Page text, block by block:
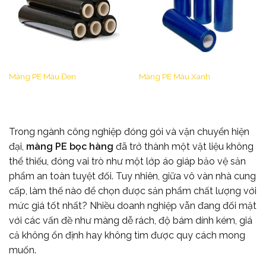
Màng PE Màu Đen Màng PE Màu Xanh
Trong ngành công nghiệp đóng gói và vận chuyển hiện
đại, màng PE bọc hàng đã trở thành một vật liệu không
thể thiếu, đóng vai trò như một lớp áo giáp bảo vệ sản
phẩm an toàn tuyệt đối. Tuy nhiên, giữa vô vàn nhà cung
cấp, làm thế nào để chọn được sản phẩm chất lượng với
mức giá tốt nhất? Nhiều doanh nghiệp vẫn đang đối mặt
với các vấn đề như màng dễ rách, độ bám dính kém, giá
cả không ổn định hay không tìm được quy cách mong
muốn.